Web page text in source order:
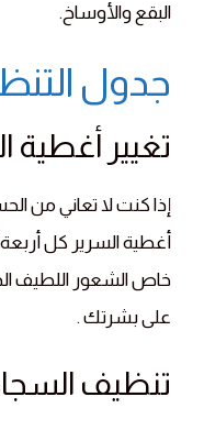
البقع والأوساخ.
جدول
تغيير أغطية
إذا كنت لا تعاني من
أغطية السرير كل
خاص الشعور اللطيف
على بشرتك .
تنظيف